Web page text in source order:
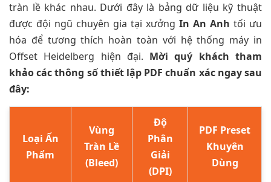
tràn lề khác nhau. Dưới đây là bảng dữ liệu kỹ thuật
được đội ngũ chuyên gia tại xưởng In An Anh tối ưu
hóa để tương thích hoàn toàn với hệ thống máy in
Offset Heidelberg hiện đại. Mời quý khách tham
khảo các thông số thiết lập PDF chuẩn xác ngay sau
đây:
Loại Ấn
Phẩm
Vùng
Tràn Lề
(Bleed)
Độ
Phân
Giải
(DPI)
PDF Preset
Khuyên
Dùng